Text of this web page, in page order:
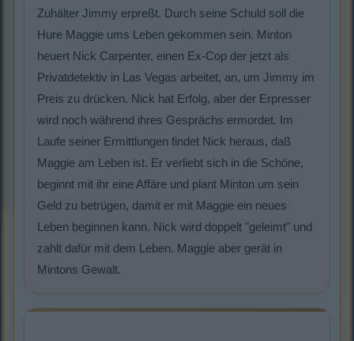
Zuhälter Jimmy erpreßt. Durch seine Schuld soll die
Hure Maggie ums Leben gekommen sein. Minton
heuert Nick Carpenter, einen Ex-Cop der jetzt als
Privatdetektiv in Las Vegas arbeitet, an, um Jimmy im
Preis zu drücken. Nick hat Erfolg, aber der Erpresser
wird noch während ihres Gesprächs ermordet. Im
Laufe seiner Ermittlungen findet Nick heraus, daß
Maggie am Leben ist. Er verliebt sich in die Schöne,
beginnt mit ihr eine Affäre und plant Minton um sein
Geld zu betrügen, damit er mit Maggie ein neues
Leben beginnen kann. Nick wird doppelt "geleimt" und
zahlt dafür mit dem Leben. Maggie aber gerät in
Mintons Gewalt.